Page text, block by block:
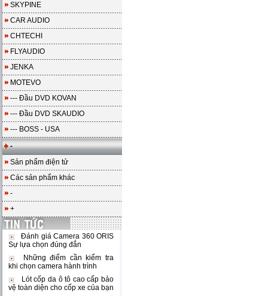
SKYPINE
CAR AUDIO
CHTECHI
FLYAUDIO
JENKA
MOTEVO
--- Đầu DVD KOVAN
--- Đầu DVD SKAUDIO
--- BOSS - USA
-
Sản phẩm điện tử
Các sản phẩm khác
-
+
Đánh giá Camera 360 ORIS
Sự lựa chọn đúng đắn
Những điểm cần kiểm tra
khi chọn camera hành trình
Lót cốp da ô tô cao cấp bảo
vệ toàn diện cho cốp xe của bạn